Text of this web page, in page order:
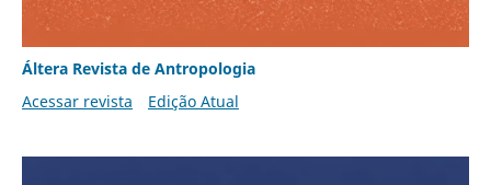
Áltera Revista de Antropologia
Acessar revista
Edição Atual